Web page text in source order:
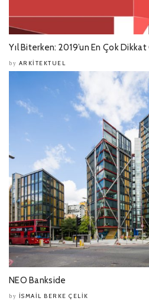
Yıl Biterken: 2019’un En Çok Dikkat
by ARKITEKTUEL
NEO Bankside
by İSMAIL BERKE ÇELIK